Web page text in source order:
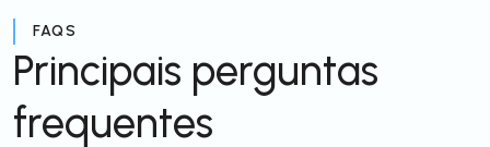
FAQS
Principais perguntas
frequentes